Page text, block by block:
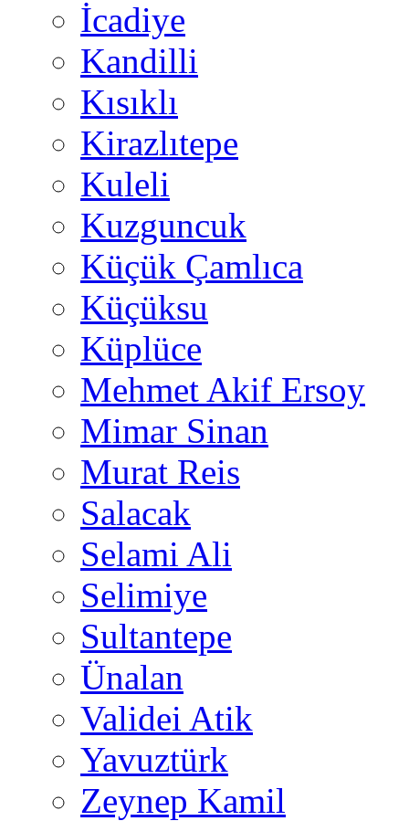
İcadiye
Kandilli
Kısıklı
Kirazlıtepe
Kuleli
Kuzguncuk
Küçük Çamlıca
Küçüksu
Küplüce
Mehmet Akif Ersoy
Mimar Sinan
Murat Reis
Salacak
Selami Ali
Selimiye
Sultantepe
Ünalan
Validei Atik
Yavuztürk
Zeynep Kamil